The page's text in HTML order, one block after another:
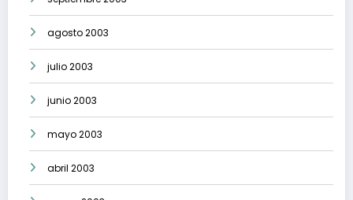
agosto 2003
julio 2003
junio 2003
mayo 2003
abril 2003